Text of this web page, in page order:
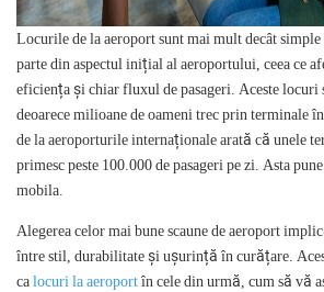
Locurile de la aeroport sunt mai mult decât
parte din aspectul inițial al aeroportului, ceea ce
eficiența și chiar fluxul de pasageri. Aceste locuri
deoarece milioane de oameni trec prin terminale
de la aeroporturile internaționale arată că unele
primesc peste 100.000 de pasageri pe zi. Asta
mobila.
Alegerea celor mai bune scaune de aeroport
între stil, durabilitate și ușurință în curățare.
calocuri la aeroportîn cele din urmă, cum să vă